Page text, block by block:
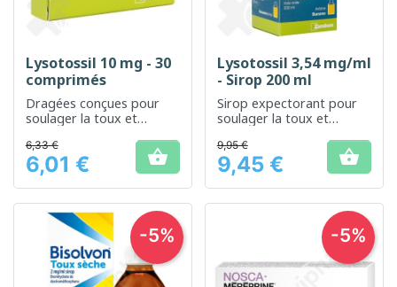
Lysotossil 10 mg - 30
comprimés
Dragées conçues pour
soulager la toux et
respiratoires
Prix
6,33 €
6,01 € 
Lysotossil 3,54 mg/ml
- Sirop 200 ml
Sirop expectorant pour
soulager la toux et
sécrétions bronchiques
Prix
9,95 €
9,45 € 
-5% -5%